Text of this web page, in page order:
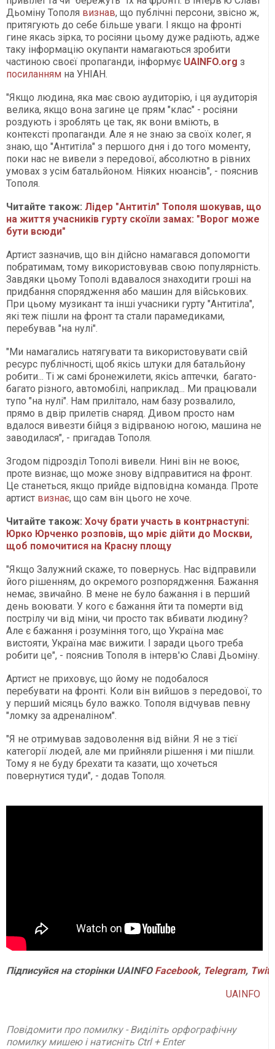
Дьоміну Тополя визнав, що публічні персони, звісно ж,
притягують до себе більше уваги. І якщо на фронті
гине якась зірка, то росіяни цьому дуже радіють, адже
таку інформацію окупанти намагаються зробити
частиною своєї пропаганди, інформує UAINFO.org з
посиланням на УНІАН.
"Якщо людина, яка має свою аудиторію, і ця аудиторія
велика, якщо вона загине це прям "клас" - росіяни
роздують і зроблять це так, як вони вміють, в
контексті пропаганди. Але я не знаю за своїх колег, я
знаю, що "Антитіла" з першого дня і до того моменту,
поки нас не вивели з передової, абсолютно в рівних
умовах з усім батальйоном. Ніяких нюансів", - пояснив
Тополя.
Читайте також: Лідер "Антитіл" Тополя шокував, що
на життя учасників гурту скоїли замах: "Ворог може
бути всюди"
Артист зазначив, що він дійсно намагався допомогти
побратимам, тому використовував свою популярність.
Завдяки цьому Тополі вдавалося знаходити гроші на
придбання спорядження або машин для військових.
При цьому музикант та інші учасники гурту "Антитіла",
які теж пішли на фронт та стали парамедиками,
перебував "на нулі".
"Ми намагались натягувати та використовувати свій
ресурс публічності, щоб якісь штуки для батальйону
робити... Ті ж самі бронежилети, якісь аптечки, багато-
багато різного, автомобілі, наприклад... Ми працювали
тупо "на нулі". Нам прилітало, нам базу розвалило,
прямо в двір прилетів снаряд. Дивом просто нам
вдалося вивезти бійця з відірваною ногою, машина не
заводилася", - пригадав Тополя.
Згодом підрозділ Тополі вивели. Нині він не воює,
проте визнає, що може знову відправитися на фронт.
Це станеться, якщо прийде відповідна команда. Проте
артист визнає, що сам він цього не хоче.
Читайте також: Хочу брати участь в контрнаступі:
Юрко Юрченко розповів, що мріє дійти до Москви,
щоб помочитися на Красну площу
"Якщо Залужний скаже, то повернусь. Нас відправили
його рішенням, до окремого розпорядження. Бажання
немає, звичайно. В мене не було бажання і в перший
день воювати. У кого є бажання йти та померти від
пострілу чи від міни, чи просто так вбивати людину?
Але є бажання і розуміння того, що Україна має
вистояти, Україна має вижити. І заради цього треба
робити це", - пояснив Тополя в інтерв'ю Славі Дьоміну.
Артист не приховує, що йому не подобалося
перебувати на фронті. Коли він вийшов з передової, то
у перший місяць було важко. Тополя відчував певну
"ломку за адреналіном".
"Я не отримував задоволення від війни. Я не з тієї
категорії людей, але ми прийняли рішення і ми пішли.
Тому я не буду брехати та казати, що хочеться
повернутися туди", - додав Тополя.
Підписуйся на сторінки UAINFO Facebook, Telegram,
UAINFO
Повідомити про помилку - Виділіть орфографічну
помилку мишею і натисніть Ctrl + Enter